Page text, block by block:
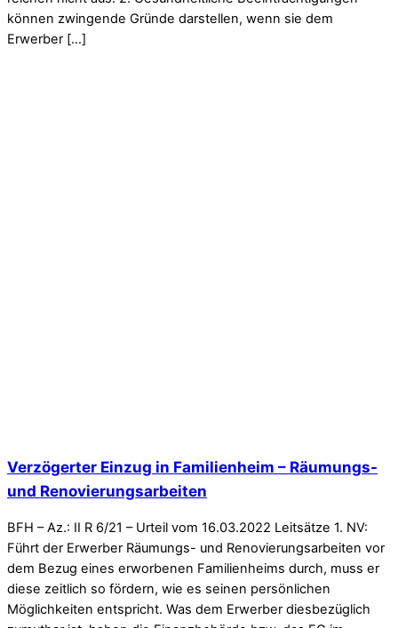
können zwingende Gründe darstellen, wenn sie dem
Erwerber […]
Verzögerter Einzug in Familienheim – Räumungs-
und Renovierungsarbeiten
BFH – Az.: II R 6/21 – Urteil vom 16.03.2022 Leitsätze 1. NV:
Führt der Erwerber Räumungs- und Renovierungsarbeiten vor
dem Bezug eines erworbenen Familienheims durch, muss er
diese zeitlich so fördern, wie es seinen persönlichen
Möglichkeiten entspricht. Was dem Erwerber diesbezüglich